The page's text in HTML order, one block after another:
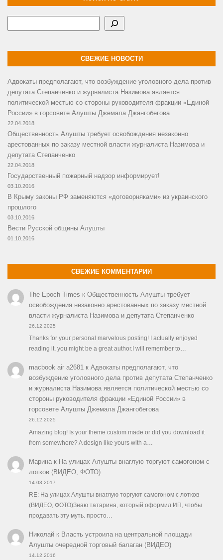
СВЕЖИЕ НОВОСТИ
Адвокаты предполагают, что возбуждение уголовного дела против
депутата Степанченко и журналиста Назимова является
политической местью со стороны руководителя фракции «Единой
России» в горсовете Алушты Джемала Джангобегова
22.04.2018
Общественность Алушты требует освобождения незаконно
арестованных по заказу местной власти журналиста Назимова и
депутата Степанченко
22.04.2018
Государственный пожарный надзор информирует!
03.10.2016
В Крыму законы РФ заменяются «договорняками» из украинского
прошлого
03.10.2016
Вести Русской общины Алушты
01.10.2016
СВЕЖИЕ КОММЕНТАРИИ
The Epoch Times к Общественность Алушты требует
освобождения незаконно арестованных по заказу местной
власти журналиста Назимова и депутата Степанченко
26.12.2025
Thanks for your personal marvelous posting! I actually enjoyed
reading it, you might be a great author.I will remember to…
macbook air a2681к Адвокаты предполагают, что
возбуждение уголовного дела против депутата Степанченко
и журналиста Назимова является политической местью со
стороны руководителя фракции «Единой России» в
горсовете Алушты Джемала Джангобегова
26.12.2025
Amazing blog! Is your theme custom made or did you download it
from somewhere? A design like yours with a…
Маринак На улицах Алушты внаглую торгуют самогоном с
лотков (ВИДЕО, ФОТО)
14.03.2017
RE: На улицах Алушты внаглую торгуют самогоном с лотков
(ВИДЕО, ФОТО)Знаю татарина, который оформил ИП, чтобы
продавать эту муть. просто…
Николайк Власть устроила на центральной площади
Алушты очередной торговый балаган (ВИДЕО)
14.12.2016